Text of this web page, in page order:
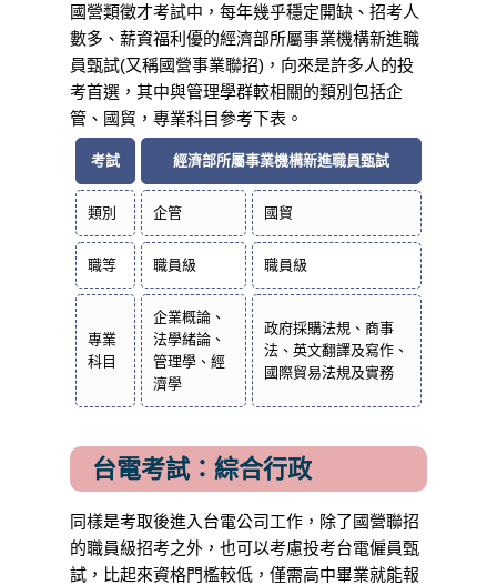
國營類徵才考試中，每年幾乎穩定開缺、招考人
數多、薪資福利優的經濟部所屬事業機構新進職
員甄試(又稱國營事業聯招)，向來是許多人的投
考首選，其中與管理學群較相關的類別包括企
管、國貿，專業科目參考下表。
考試 經濟部所屬事業機構新進職員甄試
類別 企管 國貿
職等 職員級 職員級
專業
科目
企業概論、
法學緒論、
管理學、經
濟學
政府採購法規、商事
法、英文翻譯及寫作、
國際貿易法規及實務
台電考試：綜合行政
同樣是考取後進入台電公司工作，除了國營聯招
的職員級招考之外，也可以考慮投考台電僱員甄
試，比起來資格門檻較低，僅需高中畢業就能報